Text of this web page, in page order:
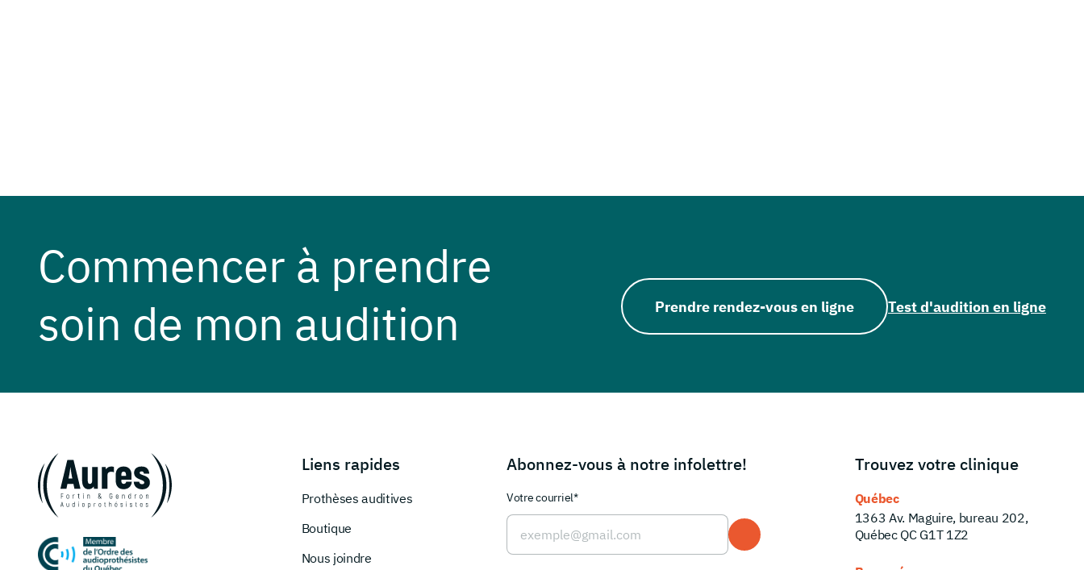
Commencer à prendre
soin de mon audition
Prendre rendez-vous en ligne Test d'audition en ligne
Liens rapides
Prothèses auditives
Boutique
Nous joindre
Abonnez-vous à notre infolettre!
Votre courriel*
Trouvez votre clinique
Québec
1363 Av. Maguire, bureau 202,
Québec QC G1T 1Z2